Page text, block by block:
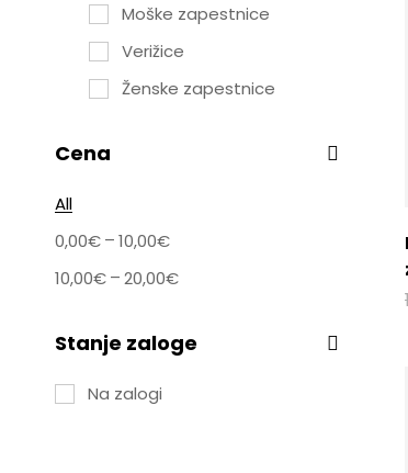
Moške zapestnice
Verižice
Ženske zapestnice
Cena
All
0,00€–10,00€
10,00€–20,00€
Stanje zaloge
Na zalogi